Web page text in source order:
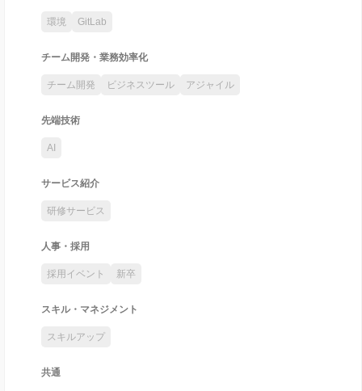
環境 GitLab
チーム開発・業務効率化
チーム開発 ビジネスツール アジャイル
先端技術
AI
サービス紹介
研修サービス
人事・採用
採用イベント 新卒
スキル・マネジメント
スキルアップ
共通